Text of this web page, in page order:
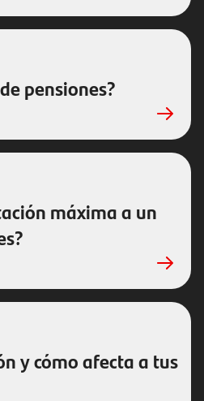
pensiones?
máxima a un
y cómo afecta a tus